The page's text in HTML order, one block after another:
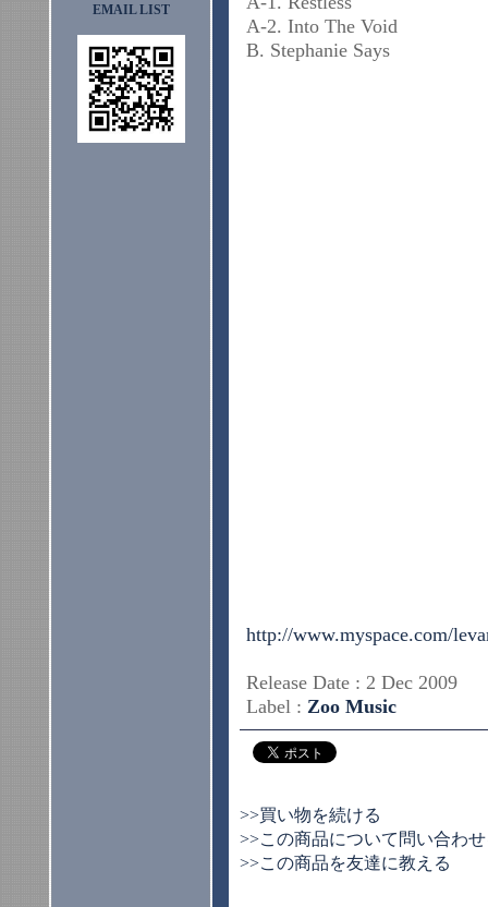
EMAIL LIST
A-2. Into The Void
B. Stephanie Says
http://www.myspace.com/
Release Date : 2 Dec 2009
Label : Zoo Music
>>買い物を続ける
>>この商品について問い合わ
>>この商品を友達に教える